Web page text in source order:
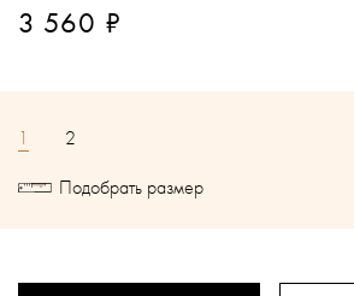
3 560 ₽
1
2
Подобрать размер